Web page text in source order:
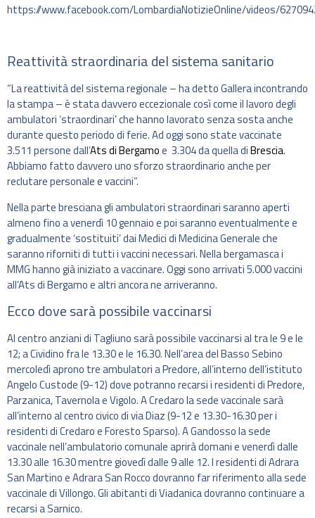
https://www.facebook.com/LombardiaNotizieOnline/videos/
Reattività straordinaria del sistema sanitario
“La reattività del sistema regionale – ha detto Gallera incontrando
la stampa – è stata davvero eccezionale così come il lavoro degli
ambulatori ‘straordinari’ che hanno lavorato senza sosta anche
durante questo periodo di ferie. Ad oggi sono state vaccinate
3.511 persone dall’Ats di Bergamoe 3.304 da quella diBrescia.
Abbiamo fatto davvero uno sforzo straordinario anche per
reclutare personale e vaccini”.
Nella parte bresciana gli ambulatori straordinari saranno aperti
almeno fino a venerdì 10 gennaio e poi saranno eventualmente e
gradualmente ‘sostituiti’ dai Medici di Medicina Generale che
saranno riforniti di tutti i vaccini necessari. Nella bergamasca i
MMG hanno già iniziato a vaccinare. Oggi sono arrivati 5.000 vaccini
all’Ats di Bergamo e altri ancora ne arriveranno.
Ecco dove sarà possibile vaccinarsi
Al centro anziani di Tagliuno sarà possibile vaccinarsi al tra le 9 e le
12; a Cividino fra le 13.30 e le 16.30. Nell’area del Basso Sebino
mercoledì aprono tre ambulatori a Predore, all’interno dell’istituto
Angelo Custode (9-12) dove potranno recarsi i residenti di Predore,
Parzanica, Tavernola e Vigolo. A Credaro la sede vaccinale sarà
all’interno al centro civico di via Diaz (9-12 e 13.30-16.30 per i
residenti di Credaro e Foresto Sparso). A Gandosso la sede
vaccinale nell’ambulatorio comunale aprirà domani e venerdì dalle
13.30 alle 16.30 mentre giovedì dalle 9 alle 12. I residenti di Adrara
San Martino e Adrara San Rocco dovranno far riferimento alla sede
vaccinale di Villongo. Gli abitanti di Viadanica dovranno continuare a
recarsi a Sarnico.